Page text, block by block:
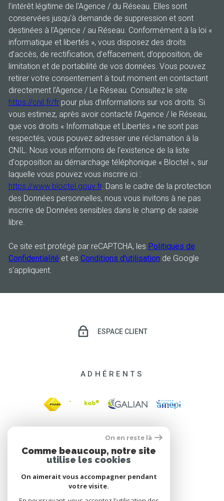
l'intérêt légitime de l'Agence / du Réseau. Elles sont
conservées jusqu'à demande de suppression et sont
destinées à l'Agence / au Réseau. Conformément à la loi «
informatique et libertés », vous disposez des droits
d’accès, de rectification, d’effacement, d’opposition, de
limitation et de portabilité de vos données. Vous pouvez
retirer votre consentement à tout moment en contactant
directement l’Agence / Le Réseau. Consultez le site
https://cnil.fr/fr pour plus d’informations sur vos droits. Si
vous estimez, après avoir contacté l'Agence / le Réseau,
que vos droits « Informatique et Libertés » ne sont pas
respectés, vous pouvez adresser une réclamation à la
CNIL. Nous vous informons de l’existence de la liste
d'opposition au démarchage téléphonique « Bloctel », sur
laquelle vous pouvez vous inscrire ici :
https://www.bloctel.gouv.fr. Dans le cadre de la protection
des Données personnelles, nous vous invitons à ne pas
inscrire de Données sensibles dans le champ de saisie
libre.
Ce site est protégé par reCAPTCHA, les Politiques de
Confidentialité et es Conditions d'utilisation de Google
s'appliquent.
ESPACE CLIENT
ADHÉRENTS
On en reste là
Comme beaucoup, notre site
utilise les cookies
On aimerait vous accompagner pendant
votre visite.